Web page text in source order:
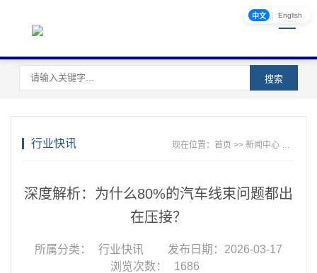
中文 | English
搜索
行业快讯 现在位置：首页 >>新闻中心
深度解析：为什么80%的汽车线束问题都出
在压接？
所属分类： 行业快讯
发布日期：2026-03-17
浏览次数：
1686